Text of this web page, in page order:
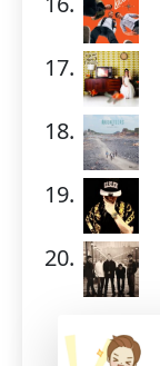
17.
18.
19.
20.